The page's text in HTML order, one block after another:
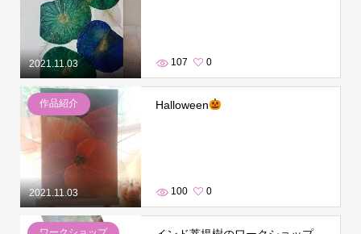
2021.11.03 107 0
2021.11.03
作品紹介 Halloween
100 0